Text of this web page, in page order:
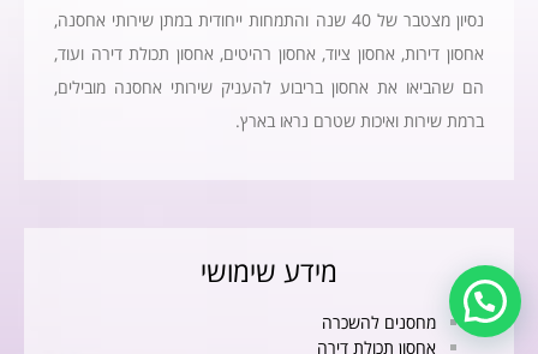
נסיון מצטבר של 40 שנה והתמחות ייחודית במתן שירותי אחסנה,
אחסון דירות, אחסון ציוד, אחסון רהיטים, אחסון תכולת דירה ועוד,
הם שהביאו את אחסון בריבוע להעניק שירותי אחסנה מובילים,
ברמת שירות ואיכות שטרם נראו בארץ.
מידע שימושי
מחסנים להשכרה
אחסון תכולת דירה